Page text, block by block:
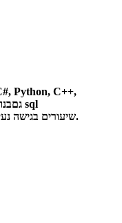
JavaScript, Java ועוד). גםבנוסף מסדי נתונים ו sql
שיעורים בגישה נעימה וברורה, מותאמים אישית להצלחה שלך.